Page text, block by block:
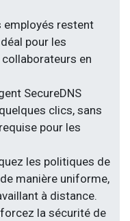
employés restent
pour les
en
SecureDNS
clics, sans
pour les
les politiques de
manière uniforme,
à distance.
la sécurité de